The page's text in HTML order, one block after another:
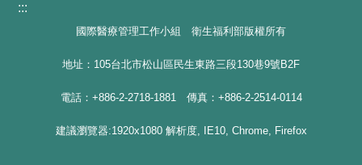
:::
國際醫療管理工作小組 衛生福利部版權所有
地址：105台北市松山區民生東路三段130巷9號B2F
電話：+886-2-2718-1881 傳真：+886-2-2514-0114
建議瀏覽器:1920x1080 解析度, IE10, Chrome, Firefox